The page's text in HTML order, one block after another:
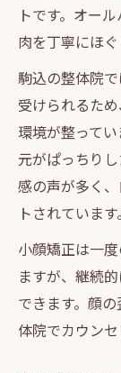
トです。オー
肉を丁寧にほ
駒込の整体院
受けられるた
環境が整って
元がぱっちり
感の声が多く
トされています。
小顔矯正は一
ますが、継続
できます。顔
体院でカウン